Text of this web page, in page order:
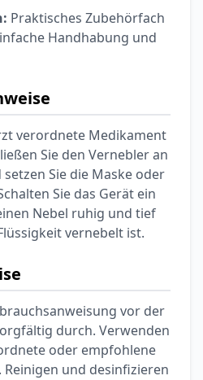
Praktisches Zubehörfach
Handhabung und
verordnete Medikament
Sie den Vernebler an
Sie die Maske oder
Sie das Gerät ein
Nebel ruhig und tief
vernebelt ist.
vor der
durch. Verwenden
oder empfohlene
und desinfizieren